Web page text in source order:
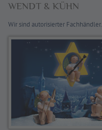
WENDT & KÜHN
Wir sind autorisierter Fachhändler.